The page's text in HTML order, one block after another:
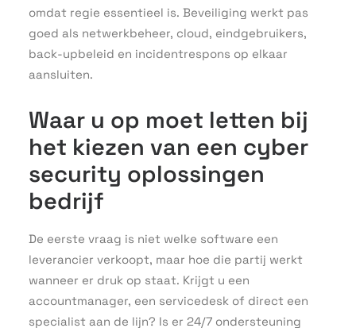
omdat regie essentieel is. Beveiliging werkt pas
goed als netwerkbeheer, cloud, eindgebruikers,
back-upbeleid en incidentrespons op elkaar
aansluiten.
Waar u op moet letten bij
het kiezen van een cyber
security oplossingen
bedrijf
De eerste vraag is niet welke software een
leverancier verkoopt, maar hoe die partij werkt
wanneer er druk op staat. Krijgt u een
accountmanager, een servicedesk of direct een
specialist aan de lijn? Is er 24/7 ondersteuning